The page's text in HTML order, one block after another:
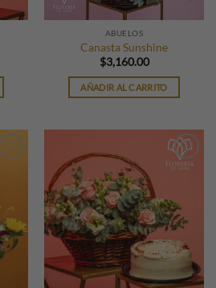
ABUELOS
Canasta Sunshine
$3,160.00
AÑADIR AL CARRITO